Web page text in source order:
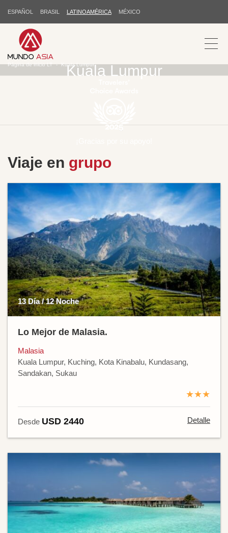
ESPAÑOL BRASIL LATINOAMÉRICA MÉXICO
Kuala Lumpur
Página de inicio LT Kuala Lumpur
Viaje en grupo
13 Día / 12 Noche
Lo Mejor de Malasia.
Malasia
Kuala Lumpur, Kuching, Kota Kinabalu, Kundasang,
Sandakan, Sukau
★★★
Desde USD 2440 Detalle